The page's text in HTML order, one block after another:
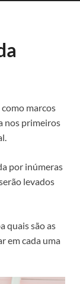
marcos
nos primeiros
por inúmeras
levados
quais são as
em cada uma